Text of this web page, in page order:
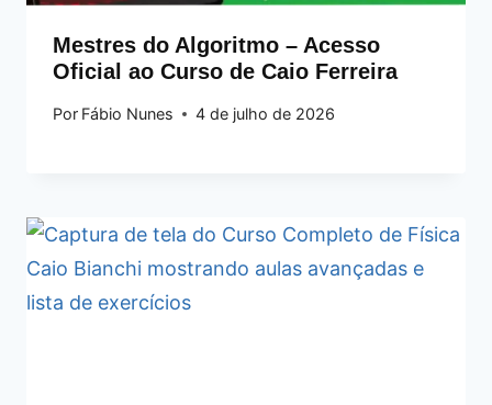
Mestres do Algoritmo – Acesso
Oficial ao Curso de Caio Ferreira
Por Fábio Nunes 4 de julho de 2026